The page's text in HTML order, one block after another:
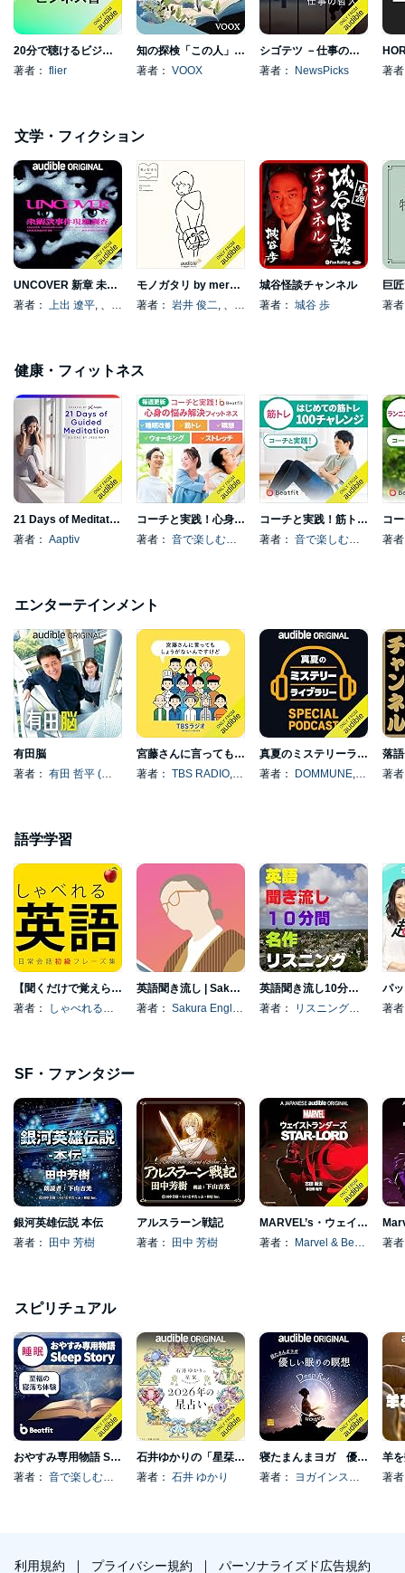
20分で聴けるビジネス書チャンネル : Powered by Flier
著者： flier
知の探検「この人」と60分
著者： VOOX
シゴテツ －仕事の哲人－
著者：
NewsPicks
著
文学・フィクション
UNCOVER 新章 未解決事件現地調査
著者： 上出 遼平, 、その他
モノガタリ by mercari
著者： 岩井 俊二, 、その他
城谷怪談チャンネル
著者： 城谷 歩
巨
著
健康・フィットネス
21 Days of Meditation
著者： Aaptiv
コーチと実践！心身の悩み解決フィットネス
著者： 音で楽しむフィットネスアプリBeatfit
コーチと実践！筋トレ100チャレンジ！
著者： 音で楽しむフィットネスアプリBeatfit 著
エンターテインメント
有田脳
著者： 有田 哲平 (くりぃむしちゅー) , 、その他
宮藤さんに言ってもしょうがないんですけど
著者： TBS RADIO, 、その他
真夏のミステリーライブラリー
著者：
DOMMUNE, 、その他
落
著
語学学習
【聞くだけで覚えられる 】簡単な英語表現・ 初級 | 聞き流しのリスニイング 🍎
著者：
しゃべれる英語
英語聞き流し | Sakura English
著者： Sakura English
英語聞き流し10分間名作リスニング
著者：
リスニング向上委員会 著
SF・ファンタジー
銀河英雄伝説 本伝
著者：
田中 芳樹
アルスラーン戦記
著者：
田中 芳樹
MARVEL’s・ウェイストランダーズ: スターロード (Japanese Edition)
著者：
Marvel & Benjamin Percy 著
スピリチュアル
おやすみ専用物語 Sleep Story
著者： 音で楽しむフィットネスアプリBeatfit
石井ゆかりの「星栞 2026年の星占い」
著者： 石井 ゆかり
寝たまんまヨガ 優しい眠りの瞑想
著者： ヨガインストラクター リー／スタジオ・ヨギー
羊
著
利用規約 プライバシー規約 パーソナライズド広告規約